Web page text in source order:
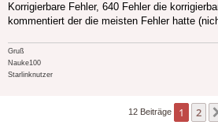
Korrigierbare Fehler, 640 Fehler die
kommentiert der die meisten Fehler hatte
Gruß
Nauke100
Starlinknutzer
12 Beiträge 1 2